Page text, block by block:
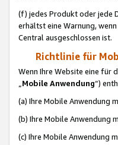
(f) jedes Produkt oder jede
erhältst eine Warnung,
Central ausgeschlossen ist.
Richtlinie für
Wenn Ihre Website eine für
„Mobile Anwendung“)
(a) Ihre Mobile Anwendung
(b) Ihre Mobile Anwendung
(c) Ihre Mobile Anwendung